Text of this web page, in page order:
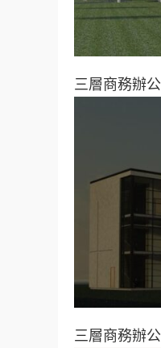
三層商務辦
三層商務辦